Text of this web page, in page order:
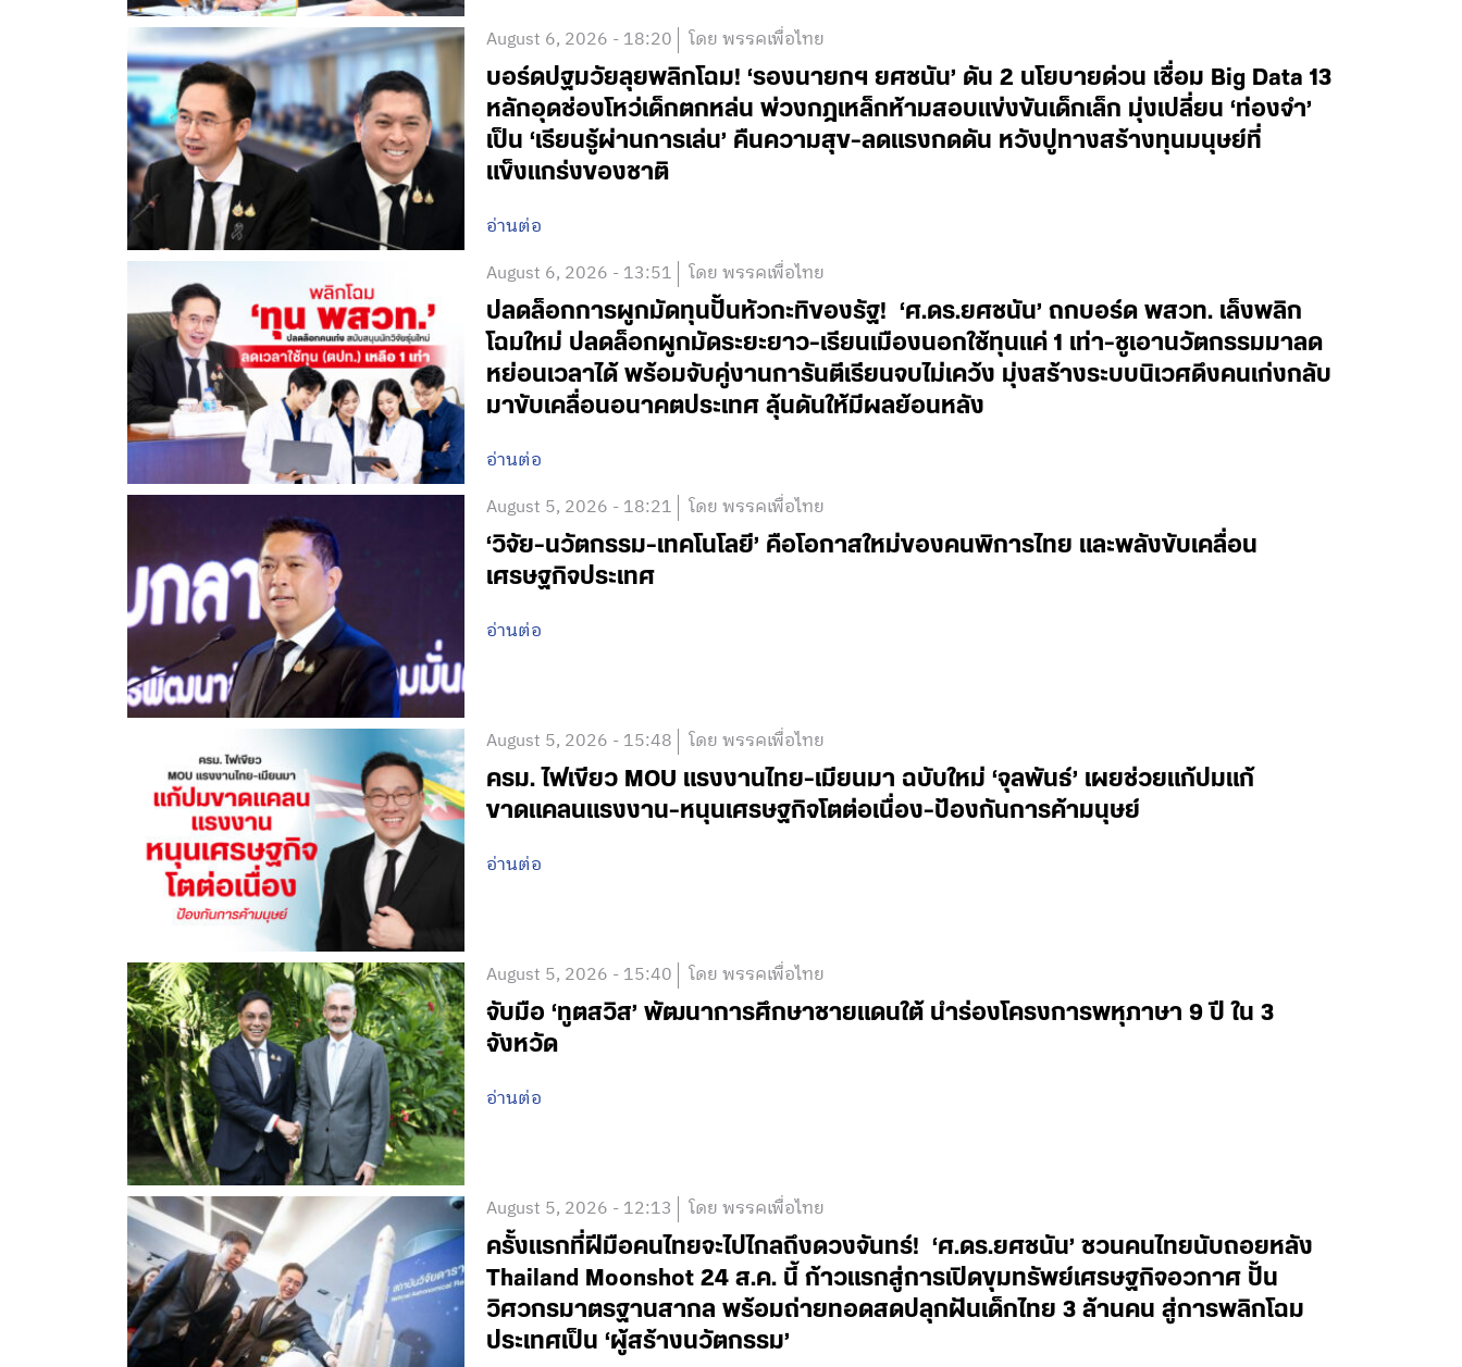
August 6, 2026 - 18:20 โดย พรรคเพื่อไทย
บอร์ดปฐมวัยลุยพลิกโฉม! ‘รองนายกฯ ยศชนัน’ ดัน 2 นโยบายด่วน เชื่อม Big Data 13
หลักอุดช่องโหว่เด็กตกหล่น พ่วงกฎเหล็กห้ามสอบแข่งขันเด็กเล็ก มุ่งเปลี่ยน ‘ท่องจำ’
เป็น ‘เรียนรู้ผ่านการเล่น’ คืนความสุข-ลดแรงกดดัน หวังปูทางสร้างทุนมนุษย์ที่
แข็งแกร่งของชาติ
อ่านต่อ
August 6, 2026 - 13:51 โดย พรรคเพื่อไทย
ปลดล็อกการผูกมัดทุนปั้นหัวกะทิของรัฐ! ‘ศ.ดร.ยศชนัน’ ถกบอร์ด พสวท. เล็งพลิก
โฉมใหม่ ปลดล็อกผูกมัดระยะยาว-เรียนเมืองนอกใช้ทุนแค่ 1 เท่า-ชูเอานวัตกรรมมาลด
หย่อนเวลาได้ พร้อมจับคู่งานการันตีเรียนจบไม่เคว้ง มุ่งสร้างระบบนิเวศดึงคนเก่งกลับ
มาขับเคลื่อนอนาคตประเทศ ลุ้นดันให้มีผลย้อนหลัง
อ่านต่อ
August 5, 2026 - 18:21 โดย พรรคเพื่อไทย
‘วิจัย-นวัตกรรม-เทคโนโลยี’ คือโอกาสใหม่ของคนพิการไทย และพลังขับเคลื่อน
เศรษฐกิจประเทศ
อ่านต่อ
August 5, 2026 - 15:48 โดย พรรคเพื่อไทย
ครม. ไฟเขียว MOU แรงงานไทย-เมียนมา ฉบับใหม่ ‘จุลพันธ์’ เผยช่วยแก้ปมแก้
ขาดแคลนแรงงาน-หนุนเศรษฐกิจโตต่อเนื่อง-ป้องกันการค้ามนุษย์
อ่านต่อ
August 5, 2026 - 15:40 โดย พรรคเพื่อไทย
จับมือ ‘ทูตสวิส’ พัฒนาการศึกษาชายแดนใต้ นำร่องโครงการพหุภาษา 9 ปี ใน 3
จังหวัด
อ่านต่อ
August 5, 2026 - 12:13 โดย พรรคเพื่อไทย
ครั้งแรกที่ฝีมือคนไทยจะไปไกลถึงดวงจันทร์! ‘ศ.ดร.ยศชนัน’ ชวนคนไทยนับถอยหลัง
Thailand Moonshot 24 ส.ค. นี้ ก้าวแรกสู่การเปิดขุมทรัพย์เศรษฐกิจอวกาศ ปั้น
วิศวกรมาตรฐานสากล พร้อมถ่ายทอดสดปลุกฝันเด็กไทย 3 ล้านคน สู่การพลิกโฉม
ประเทศเป็น ‘ผู้สร้างนวัตกรรม’